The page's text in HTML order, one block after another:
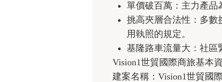
單價破百萬：主力產品
挑高夾層合法性：多數
用執照的規定。
基隆路車流量大：社區
Vision1世貿國際商旅基本
建案名稱：Vision1世貿國